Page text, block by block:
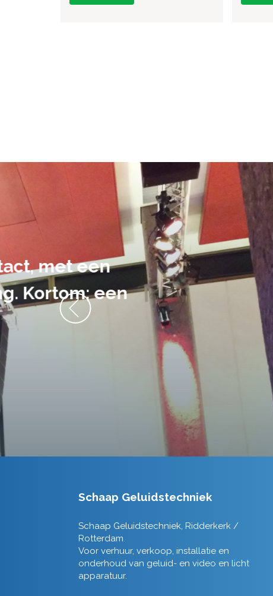
De
volledig uit
Schaap Geluidstechniek
Schaap Geluidstechniek, Ridderkerk /
Rotterdam.
Voor verhuur, verkoop, installatie en
onderhoud van geluid- en video en licht
apparatuur.